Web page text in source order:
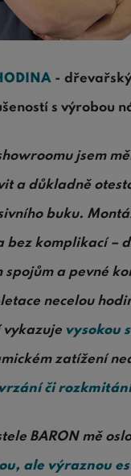
-
s výrobou
jsem
a důkladně
buku.
bez komplikací –
spojům a pevné
necelou
vykazuje vysokou
zatížení
či
BARON mě
ale výraznou